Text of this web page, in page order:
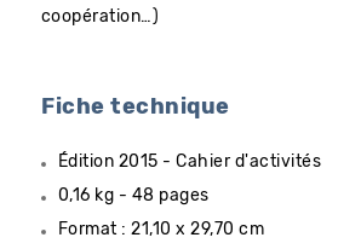
coopération…)
Fiche technique
Édition 2015 - Cahier d'activités
0,16 kg - 48 pages
Format : 21,10 x 29,70 cm